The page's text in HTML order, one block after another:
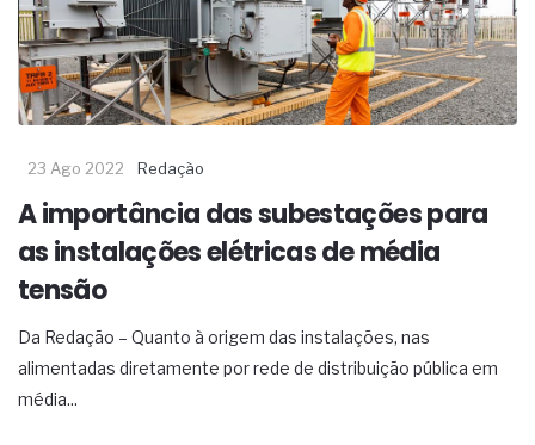
23 Ago 2022 Redação
A importância das subestações para
as instalações elétricas de média
tensão
Da Redação – Quanto à origem das instalações, nas
alimentadas diretamente por rede de distribuição pública em
média...